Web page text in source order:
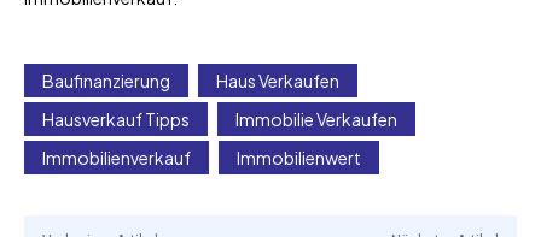
Baufinanzierung
Haus Verkaufen
Hausverkauf Tipps
Immobilie Verkaufen
Immobilienverkauf
Immobilienwert